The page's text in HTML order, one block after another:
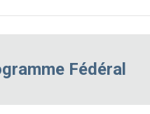
Fédéral